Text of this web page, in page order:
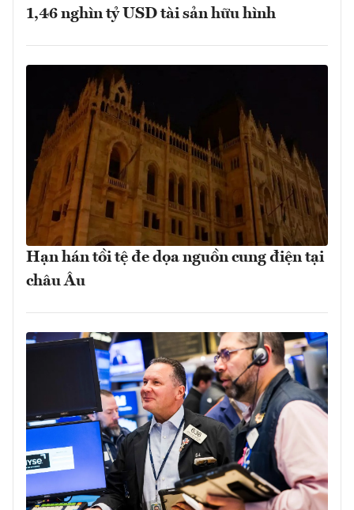
1,46 nghìn tỷ USD tài sản hữu hình
Hạn hán tồi tệ đe dọa nguồn cung điện tại
châu Âu